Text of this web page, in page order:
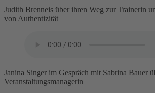
Judith Brenneis über ihren Weg zur Trainerin
von Authentizität
Janina Singer im Gespräch mit Sabrina Bauer
Veranstaltungsmanagerin